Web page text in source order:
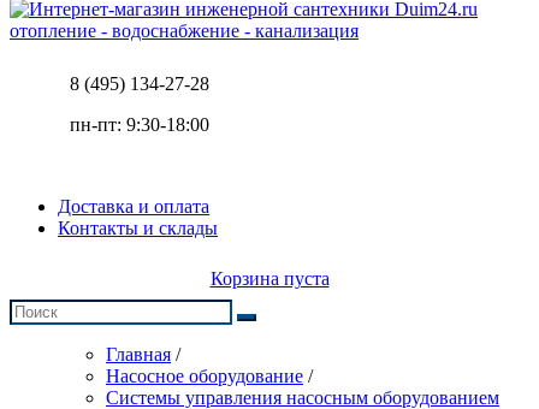
отопление - водоснабжение - канализация
8 (495) 134-27-28
пн-пт: 9:30-18:00
Доставка и оплата
Контакты и склады
Корзина пуста
Главная /
Насосное оборудование /
Системы управления насосным оборудованием